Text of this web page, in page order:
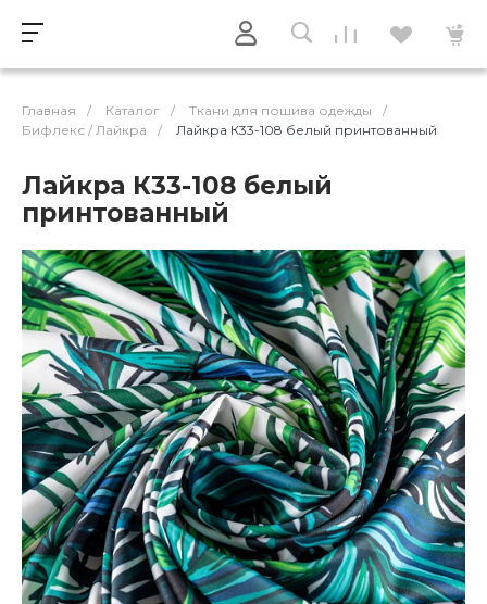
Главная / Каталог / Ткани для пошива одежды
/
Бифлекс / Лайкра
/ Лайкра К33-108 белый принтованный
Лайкра К33-108 белый
принтованный